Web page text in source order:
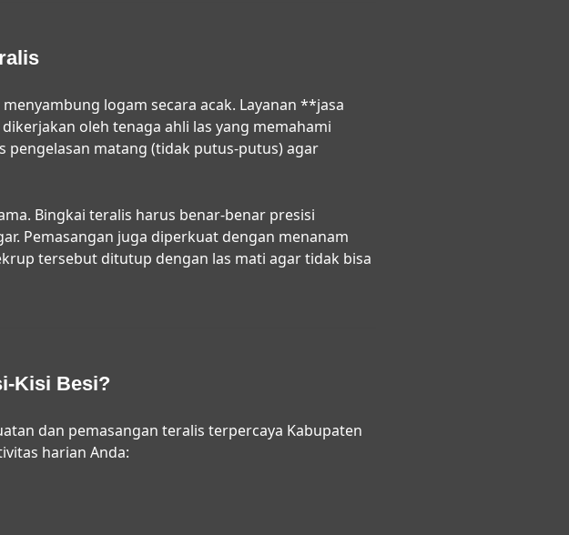
logam secara acak. Layanan **jasa
oleh tenaga ahli las yang memahami
pengelasan matang (tidak putus-putus) agar
Bingkai teralis harus benar-benar presisi
Pemasangan juga diperkuat dengan menanam
tersebut ditutup dengan las mati agar tidak bisa
Kisi Besi?
dan pemasangan teralis terpercaya Kabupaten
harian Anda: